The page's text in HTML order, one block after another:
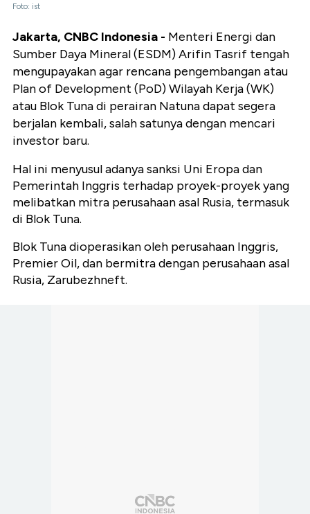
Foto: ist
Jakarta, CNBC Indonesia - Menteri Energi dan
Sumber Daya Mineral (ESDM) Arifin Tasrif tengah
mengupayakan agar rencana pengembangan atau
Plan of Development (PoD) Wilayah Kerja (WK)
atau Blok Tuna di perairan Natuna dapat segera
berjalan kembali, salah satunya dengan mencari
investor baru.
Hal ini menyusul adanya sanksi Uni Eropa dan
Pemerintah Inggris terhadap proyek-proyek yang
melibatkan mitra perusahaan asal Rusia, termasuk
di Blok Tuna.
Blok Tuna dioperasikan oleh perusahaan Inggris,
Premier Oil, dan bermitra dengan perusahaan asal
Rusia, Zarubezhneft.